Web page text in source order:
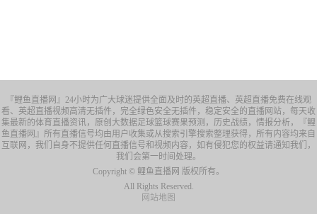
『鲤鱼直播网』24小时为广大球迷提供全面及时的英超直播、英超直播免费在线观
看、英超直播视频高清无插件，完全绿色安全无插件，稳定安全的直播网站，每天收
集最新的体育直播资讯，原创大数据足球篮球赛果预测，历史战绩，情报分析，『鲤
鱼直播网』所有直播信号均由用户收集或从搜索引擎搜索整理获得，所有内容均来自
互联网，我们自身不提供任何直播信号和视频内容，如有侵犯您的权益请通知我们，
我们会第一时间处理。
Copyright © 鲤鱼直播网 版权所有。
All Rights Reserved.
网站地图